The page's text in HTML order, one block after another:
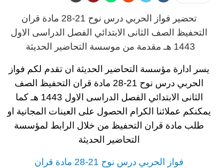
تحضير فواز الحربي درس نوح 21-28 مادة قران
التحفيظ
الصف الثانى الابتدائي الفصل الدراسى الاول
1443 هـ
مقدمة من موسسة التحاضير الحديثة
يسر ادارة مؤسسة التحاضير الحديثة ان تقدم لكم فواز
الحربي درس نوح 21-28 مادة قران التحفيظ
الصف
الثانى الابتدائي الفصل الدراسى الاول 1443 هـ
كما
يمكنكم عملائنا الكرام الحصول على العينات المجانية او
طلب مادة قران التحفيظ من خلال الرابط لمؤسسة
التحاضير الحديثة
فواز الحربي درس نوح 21-28 مادة قران